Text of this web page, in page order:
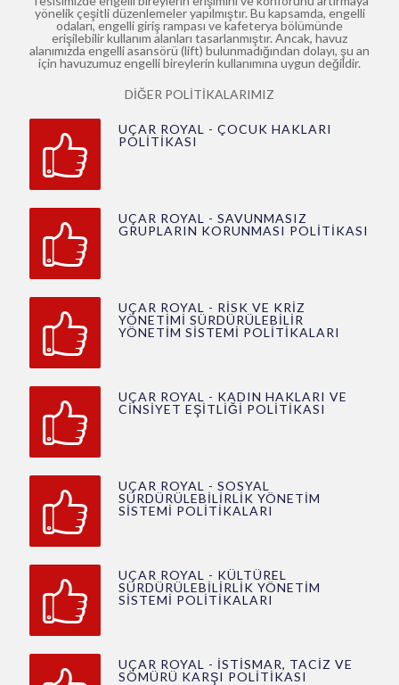
yönelik çeşitli düzenlemeler yapılmıştır. Bu kapsamda, engelli
odaları, engelli giriş rampası ve kafeterya bölümünde
erişilebilir kullanım alanları tasarlanmıştır. Ancak, havuz
alanımızda engelli asansörü (lift) bulunmadığından dolayı, şu an
için havuzumuz engelli bireylerin kullanımına uygun değildir.
DİĞER POLİTİKALARIMIZ
UÇAR ROYAL - ÇOCUK HAKLARI
POLİTİKASI
UÇAR ROYAL - SAVUNMASIZ
GRUPLARIN KORUNMASI POLİTİKASI
UÇAR ROYAL - RİSK VE KRİZ
YÖNETİMİ SÜRDÜRÜLEBİLİR
YÖNETİM SİSTEMİ POLİTİKALARI
UÇAR ROYAL - KADIN HAKLARI VE
CİNSİYET EŞİTLİĞİ POLİTİKASI
UÇAR ROYAL - SOSYAL
SÜRDÜRÜLEBİLİRLİK YÖNETİM
SİSTEMİ POLİTİKALARI
UÇAR ROYAL - KÜLTÜREL
SÜRDÜRÜLEBİLİRLİK YÖNETİM
SİSTEMİ POLİTİKALARI
UÇAR ROYAL - İSTİSMAR, TACİZ VE
SÖMÜRÜ KARŞI POLİTİKASI